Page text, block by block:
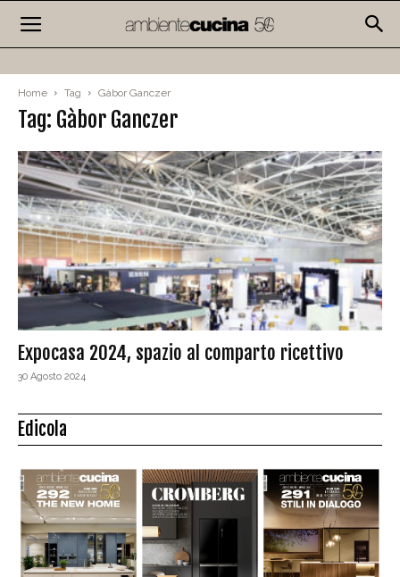
Home Tag Gàbor Ganczer
Tag: Gàbor Ganczer
Expocasa 2024, spazio al comparto ricettivo
30 Agosto 2024
Edicola